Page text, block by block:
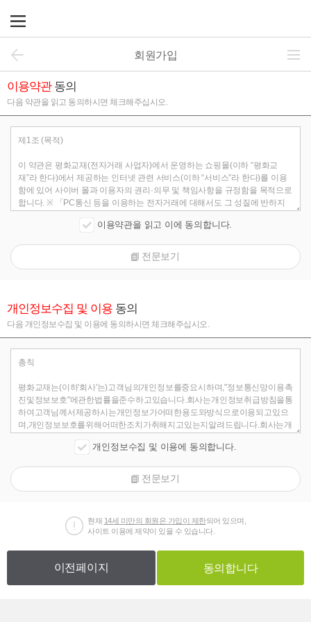
회원가입
이용약관동의
다음 약관을 읽고 동의하시면 체크해주십시오.
이용약관을 읽고 이에 동의합니다.
전문보기
개인정보수집 및 이용 동의
다음 개인정보수집 및 이용에 동의하시면 체크해주십시오.
개인정보수집 및 이용에 동의합니다.
전문보기
현재 14세 미만의 회원은 가입이 제한되어 있으며,
사이트 이용에 제약이 있을 수 있습니다.
이전페이지